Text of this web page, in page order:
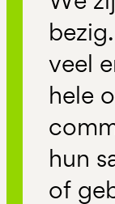
veel
hele
hun
of